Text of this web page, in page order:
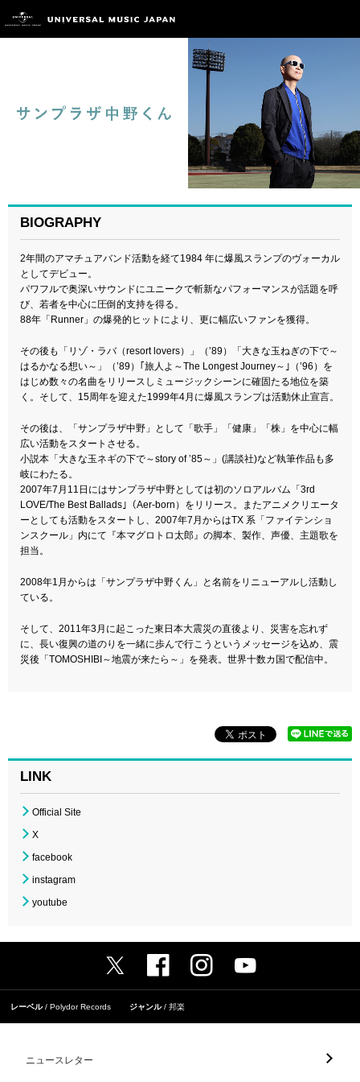
BIOGRAPHY
2年間のアマチュアバンド活動を経て1984 年に爆風スランプのヴォーカル
としてデビュー。
パワフルで奥深いサウンドにユニークで斬新なパフォーマンスが話題を呼
び、若者を中心に圧倒的支持を得る。
88年「Runner」の爆発的ヒットにより、更に幅広いファンを獲得。
その後も「リゾ・ラバ（resort lovers）」（’89）「大きな玉ねぎの下で～
はるかなる想い～」（’89）｢旅人よ～The Longest Journey～｣（’96）を
はじめ数々の名曲をリリースしミュージックシーンに確固たる地位を築
く。そして、15周年を迎えた1999年4月に爆風スランプは活動休止宣言。
その後は、「サンプラザ中野」として「歌手」「健康」「株」を中心に幅
広い活動をスタートさせる。
小説本「大きな玉ネギの下で～story of ’85～」(講談社)など執筆作品も多
岐にわたる。
2007年7月11日にはサンプラザ中野としては初のソロアルバム「3rd
LOVE/The Best Ballads｣（Aer-born）をリリース。またアニメクリエータ
ーとしても活動をスタートし、2007年7月からはTX 系「ファイテンショ
ンスクール」内にて『本マグロトロ太郎』の脚本、製作、声優、主題歌を
担当。
2008年1月からは「サンプラザ中野くん」と名前をリニューアルし活動し
ている。
そして、2011年3月に起こった東日本大震災の直後より、災害を忘れず
に、長い復興の道のりを一緒に歩んで行こうというメッセージを込め、震
災後「TOMOSHIBI～地震が来たら～」を発表。世界十数カ国で配信中。
LINK
Official Site
X
facebook
instagram
youtube
レーベル Polydor Records ジャンル 邦楽
ニュースレター